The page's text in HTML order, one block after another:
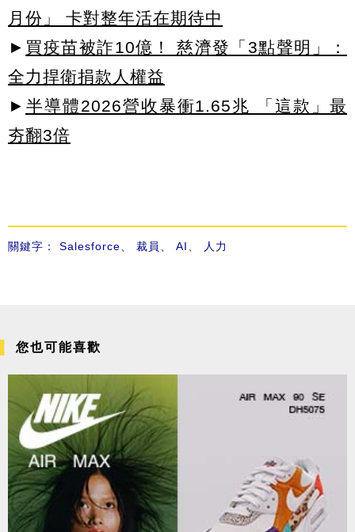
月份」 卡對整年活在期待中
► 買疫苗被詐10億！ 慈濟發「3點聲明」：
全力捍衛捐款人權益
► 半導體2026營收暴衝1.65兆 「這款」最
夯翻3倍
關鍵字： Salesforce、 裁員 、 AI、 人力
您也可能喜歡